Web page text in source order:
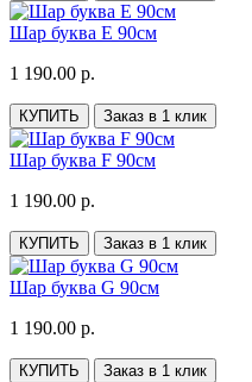
Шар буква E 90см
1 190.00 р.
КУПИТЬ Заказ в 1 клик
Шар буква F 90см
1 190.00 р.
КУПИТЬ Заказ в 1 клик
Шар буква G 90см
1 190.00 р.
КУПИТЬ Заказ в 1 клик